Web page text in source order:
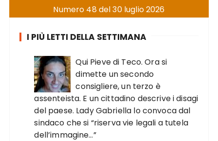
Numero 48 del 30 luglio 2026
I PIÙ LETTI DELLA SETTIMANA
Qui Pieve di Teco. Ora si
dimette un secondo
consigliere, un terzo è
assenteista. E un cittadino descrive i disagi
del paese. Lady Gabriella lo convoca dal
sindaco che si “riserva vie legali a tutela
dell’immagine…”